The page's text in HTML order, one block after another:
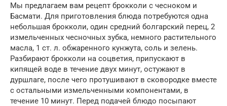
Мы предлагаем вам рецепт брокколи с чесноком и
Басмати. Для приготовления блюда потребуются одна
небольшая брокколи, один средний болгарский перец, 2
измельченных чесночных зубка, немного растительного
масла, 1 ст. л. обжаренного кунжута, соль и зелень.
Разбирают брокколи на соцветия, припускают в
кипящей воде в течение двух минут, остужают в
дуршлаге, после чего протушивают в сковородке вместе
с остальными измельченными компонентами, в
течение 10 минут. Перед подачей блюдо посыпают